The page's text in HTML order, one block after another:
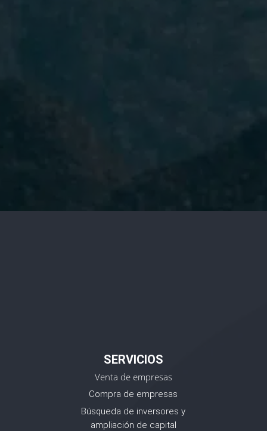
SERVICIOS
Venta de empresas
Compra de empresas
Búsqueda de inversores y
ampliación de capital